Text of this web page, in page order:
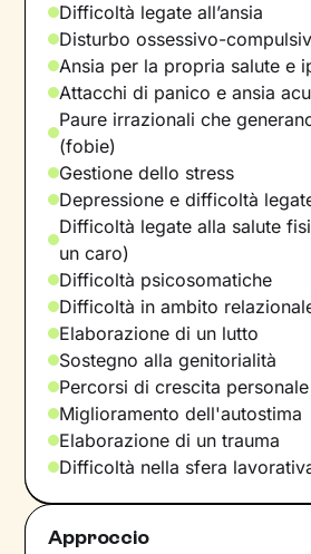
Difficoltà legate all’ansia
Disturbo ossessivo-
Ansia per la propria salute e
Attacchi di panico e ansia
Paure irrazionali che
(fobie)
Gestione dello stress
Depressione e difficoltà
Difficoltà legate alla salute
un caro)
Difficoltà psicosomatiche
Difficoltà in ambito
Elaborazione di un lutto
Sostegno alla genitorialità
Percorsi di crescita personale
Miglioramento dell'autostima
Elaborazione di un trauma
Difficoltà nella sfera
Approccio